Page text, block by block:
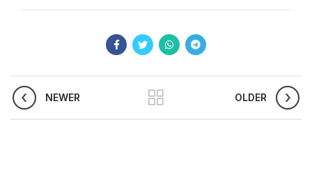
NEWER OLDER